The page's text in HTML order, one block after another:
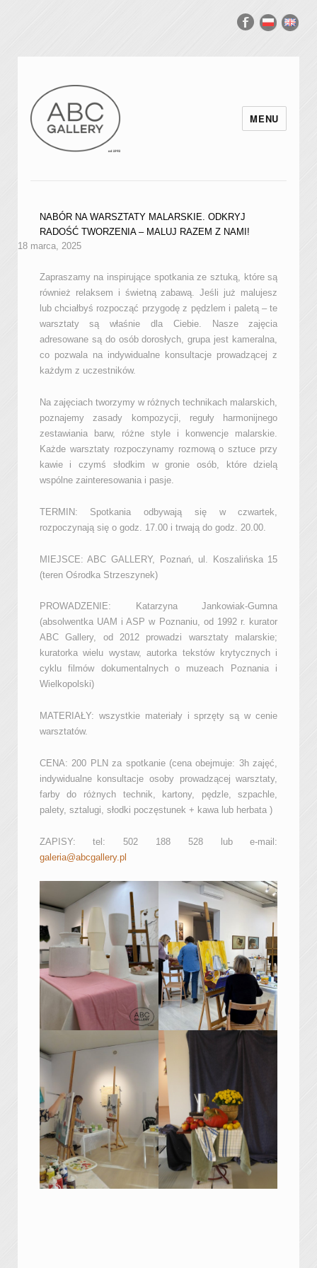
MENU
NABÓR NA WARSZTATY MALARSKIE. ODKRYJ
RADOŚĆ TWORZENIA – MALUJ RAZEM Z NAMI!
18 marca, 2025
Zapraszamy na inspirujące spotkania ze sztuką, które są
również relaksem i świetną zabawą. Jeśli już malujesz
lub chciałbyś rozpocząć przygodę z pędzlem i paletą – te
warsztaty są właśnie dla Ciebie. Nasze zajęcia
adresowane są do osób dorosłych, grupa jest kameralna,
co pozwala na indywidualne konsultacje prowadzącej z
każdym z uczestników.
Na zajęciach tworzymy w różnych technikach malarskich,
poznajemy zasady kompozycji, reguły harmonijnego
zestawiania barw, różne style i konwencje malarskie.
Każde warsztaty rozpoczynamy rozmową o sztuce przy
kawie i czymś słodkim w gronie osób, które dzielą
wspólne zainteresowania i pasje.
TERMIN: Spotkania odbywają się w czwartek,
rozpoczynają się o godz. 17.00 i trwają do godz. 20.00.
MIEJSCE: ABC GALLERY, Poznań, ul. Koszalińska 15
(teren Ośrodka Strzeszynek)
PROWADZENIE: Katarzyna Jankowiak-Gumna
(absolwentka UAM i ASP w Poznaniu, od 1992 r. kurator
ABC Gallery, od 2012 prowadzi warsztaty malarskie;
kuratorka wielu wystaw, autorka tekstów krytycznych i
cyklu filmów dokumentalnych o muzeach Poznania i
Wielkopolski)
MATERIAŁY: wszystkie materiały i sprzęty są w cenie
warsztatów.
CENA: 200 PLN za spotkanie (cena obejmuje: 3h zajęć,
indywidualne konsultacje osoby prowadzącej warsztaty,
farby do różnych technik, kartony, pędzle, szpachle,
palety, sztalugi, słodki poczęstunek + kawa lub herbata )
ZAPISY: tel: 502 188 528 lub e-mail:
galeria@abcgallery.pl